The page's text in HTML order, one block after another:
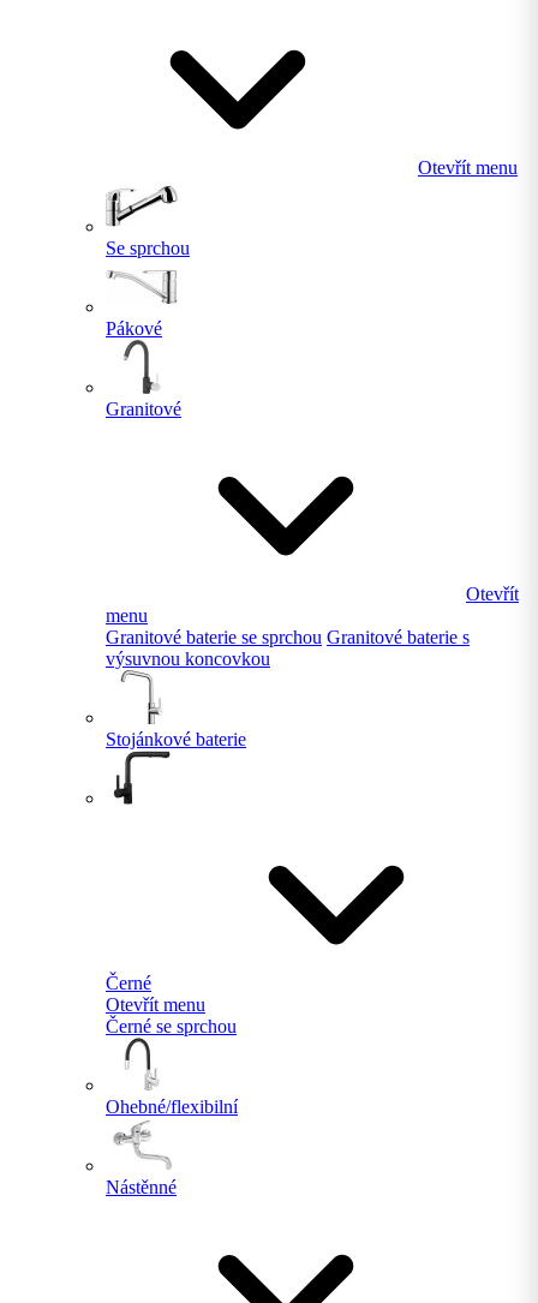
Otevřít menu
Se sprchou
Pákové
Granitové
Otevřít
menu
Granitové baterie se sprchou Granitové baterie s
výsuvnou koncovkou
Stojánkové baterie
Černé
Otevřít menu
Černé se sprchou
Ohebné/flexibilní
Nástěnné